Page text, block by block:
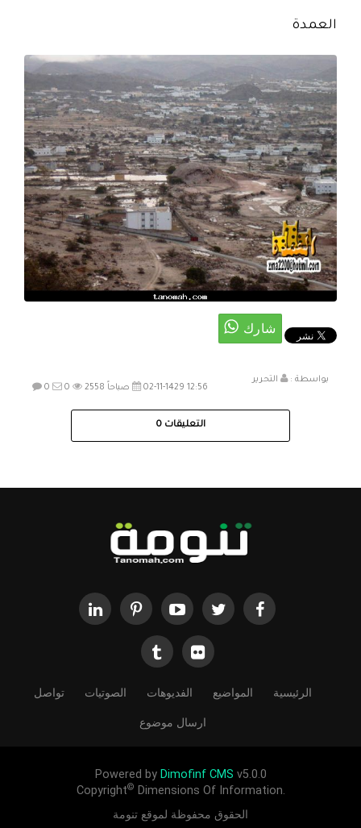
العمدة
بواسطة :
التحرير
02-11-1429 12:56 صباحاً
0 0 2558
التعليقات 0
الرئيسية المواضيع الفديوهات الصوتيات تواصل
ارسال موضوع
Powered by Dimofinf CMS v5.0.0
Copyright© Dimensions Of Information.
الحقوق محفوظة لموقع تنومة